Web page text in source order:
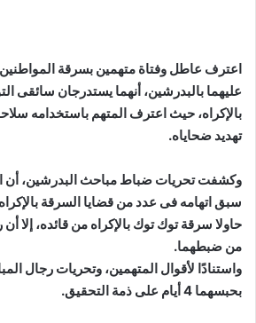
اعترف عاطل وفتاة متهمين بسرقة
عليهما بالبدرشين، أنهما يستدرجان سائقى
بالإكراه، حيث اعترف المتهم باستخدامه
تهديد ضحاياه.
وكشفت تحريات ضباط مباحث البدرشين،
سبق اتهامه فى عدد من قضايا السرقة
حاولا سرقة توك توك بالإكراه من قائده، إلا
من ضبطهما.
واستنادًا لأقوال المتهمين، وتحريات رجال
بحبسهما 4 أيام على ذمة التحقيق
.